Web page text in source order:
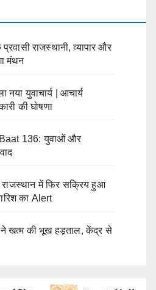
राजस्थानी, व्यापार और
मंथन
नया युवाचार्य | आचार्य
की घोषणा
136: युवाओं और
में फिर सक्रिय हुआ
का Alert
ने खत्म की भूख हड़ताल, केंद्र से